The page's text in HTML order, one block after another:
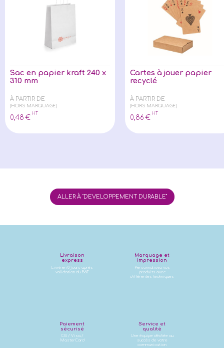
Sac en papier kraft 240 x
310 mm
À PARTIR DE
(HORS MARQUAGE)
0,48 €
HT
Cartes à jouer papier
recyclé
À PARTIR DE
(HORS MARQUAGE)
0,86 €
HT
ALLER À "DEVELOPPEMENT DURABLE"
Livraison
express
Livré en 8 jours après
validation du BàT
Marquage et
impression
Personnalisez vos
produits avec
différentes techniques
Paiement
sécurisé
CB / Visa /
MasterCard
Service et
qualité
Une équipe dédiée au
succès de votre
communication